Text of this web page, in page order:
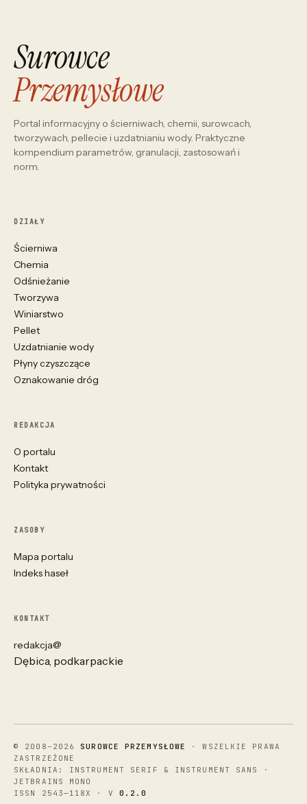
Surowce
Przemysłowe
Portal informacyjny o ścierniwach, chemii, surowcach,
tworzywach, pellecie i uzdatnianiu wody. Praktyczne
kompendium parametrów, granulacji, zastosowań i
norm.
DZIAŁY
Ścierniwa
Chemia
Odśnieżanie
Tworzywa
Winiarstwo
Pellet
Uzdatnianie wody
Płyny czyszczące
Oznakowanie dróg
REDAKCJA
O portalu
Kontakt
Polityka prywatności
ZASOBY
Mapa portalu
Indeks haseł
KONTAKT
redakcja@
Dębica, podkarpackie
© 2008–2026SUROWCE PRZEMYSŁOWE
· WSZELKIE PRAWA
ZASTRZEŻONE
SKŁADNIA: INSTRUMENT SERIF & INSTRUMENT SANS ·
JETBRAINS MONO
ISSN 2543—118X · V 0.2.0